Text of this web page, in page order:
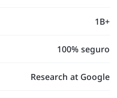
1B+
100% seguro
Research at Google